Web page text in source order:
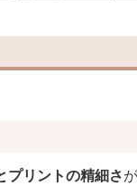
プリントの精細さ